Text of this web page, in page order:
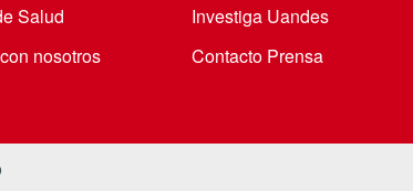
Salud
nosotros
Investiga Uandes
Contacto Prensa